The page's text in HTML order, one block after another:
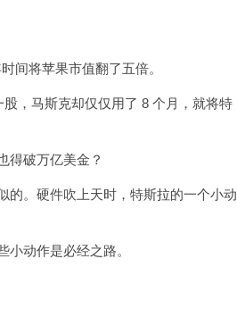
将苹果市值翻了五倍。
，马斯克却仅仅用了 8 个月，就将特
破万亿美金？
。硬件吹上天时，特斯拉的一个小动
动作是必经之路。